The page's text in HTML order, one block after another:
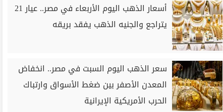
أسعار الذهب اليوم الأربعاء في مصر.. عيار 21
يتراجع والجنيه الذهب يفقد بريقه
سعر الذهب اليوم السبت في مصر.. انخفاض
المعدن الأصفر بين ضغط الأسواق وارتباك
الحرب الأمريكية الإيرانية